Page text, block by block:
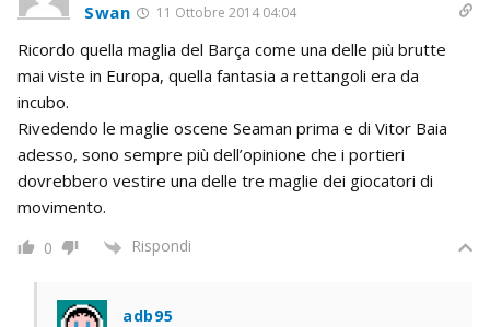
Swan 11 Ottobre 2014 04:04
Ricordo quella maglia del Barça come una delle più brutte
mai viste in Europa, quella fantasia a rettangoli era da
incubo.
Rivedendo le maglie oscene Seaman prima e di Vitor Baia
adesso, sono sempre più dell’opinione che i portieri
dovrebbero vestire una delle tre maglie dei giocatori di
movimento.
0 Rispondi
adb95